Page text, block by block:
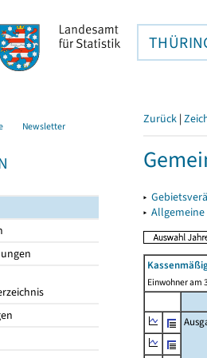
Newsletter Zurück |
▸
▸
Einwohner am